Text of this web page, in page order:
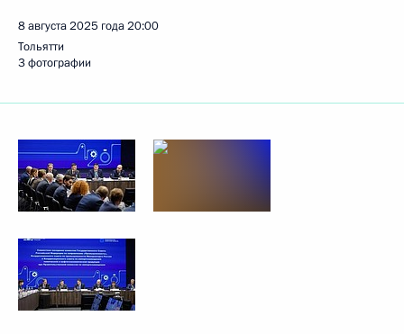
8 августа 2025 года20:00
Тольятти
3 фотографии